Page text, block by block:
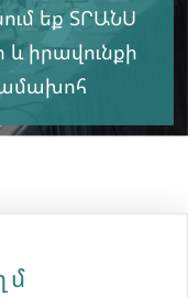
եք ՏՐԱՆՍ
իրավունքի